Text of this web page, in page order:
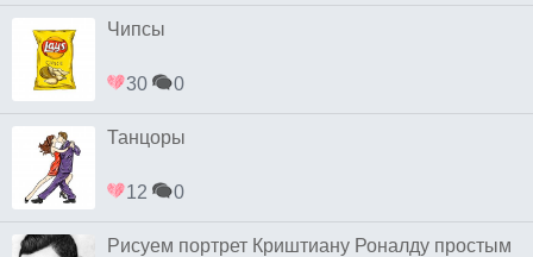
Чипсы
30 0
Танцоры
12 0
Рисуем портрет Криштиану Роналду простым